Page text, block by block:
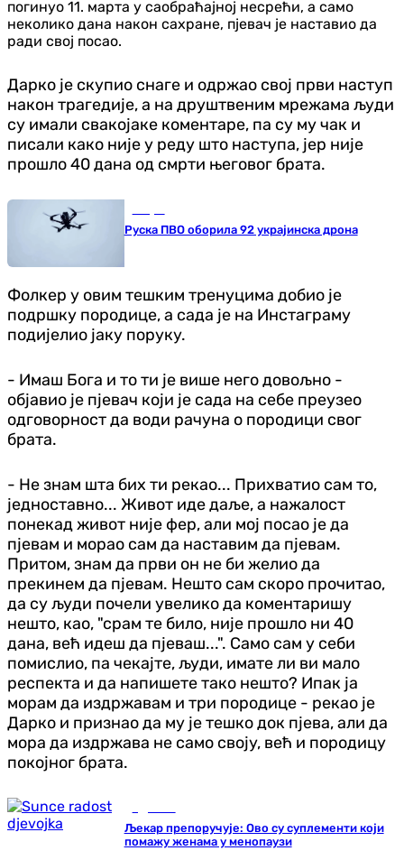
погинуо 11. марта у саобраћајној несрећи, а само
неколико дана након сахране, пјевач је наставио да
ради свој посао.
Дарко је скупио снаге и одржао свој први наступ
након трагедије, а на друштвеним мрежама људи
су имали свакојаке коментаре, па су му чак и
писали како није у реду што наступа, јер није
прошло 40 дана од смрти његовог брата.
Руска ПВО оборила 92 украјинска дрона
Фолкер у овим тешким тренуцима добио је
подршку породице, а сада је на Инстаграму
подијелио јаку поруку.
- Имаш Бога и то ти је више него довољно -
објавио је пјевач који је сада на себе преузео
одговорност да води рачуна о породици свог
брата.
- Не знам шта бих ти рекао... Прихватио сам то,
једноставно... Живот иде даље, а нажалост
понекад живот није фер, али мој посао је да
пјевам и морао сам да наставим да пјевам.
Притом, знам да први он не би желио да
прекинем да пјевам. Нешто сам скоро прочитао,
да су људи почели увелико да коментаришу
нешто, као, "срам те било, није прошло ни 40
дана, већ идеш да пјеваш...". Само сам у себи
помислио, па чекајте, људи, имате ли ви мало
респекта и да напишете тако нешто? Ипак ја
морам да издржавам и три породице - рекао је
Дарко и признао да му је тешко док пјева, али да
мора да издржава не само своју, већ и породицу
покојног брата.
Љекар препоручује: Ово су суплементи који
помажу женама у менопаузи